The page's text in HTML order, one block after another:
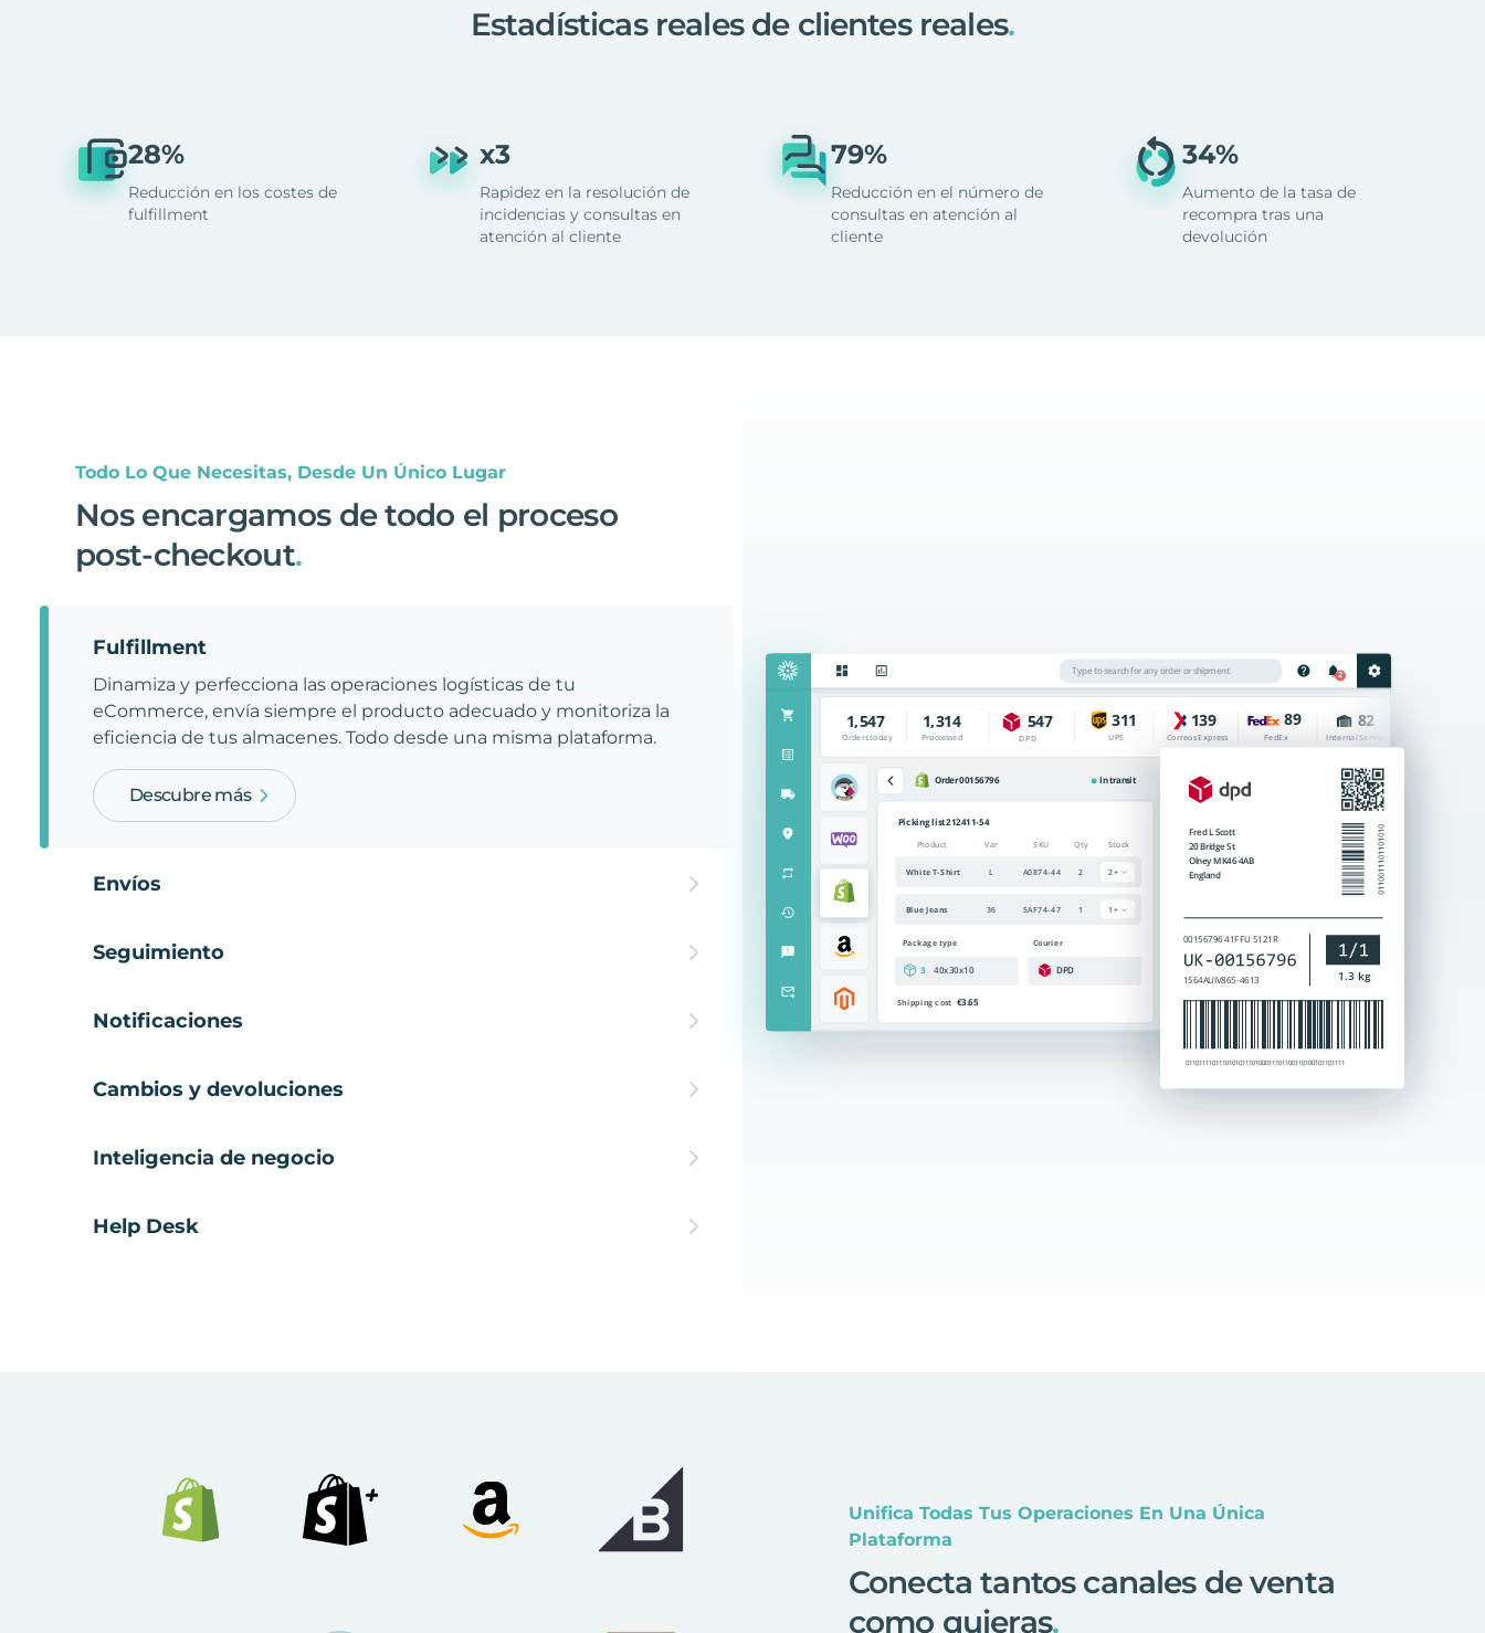
Estadísticas reales de clientes reales.
28%
Reducción en los costes de
fulfillment
x3
Rapidez en la resolución de
incidencias y consultas en
atención al cliente
79%
Reducción en el número de
consultas en atención al
cliente
34%
Aumento de la tasa de
recompra tras una
devolución
Todo Lo Que Necesitas, Desde Un Único Lugar
Nos encargamos de todo el proceso
post-checkout.
Fulfillment
Dinamiza y perfecciona las operaciones logísticas de tu
eCommerce, envía siempre el producto adecuado y monitoriza la
eficiencia de tus almacenes. Todo desde una misma plataforma.
Descubre más
Envíos
Seguimiento
Notificaciones
Cambios y devoluciones
Inteligencia de negocio
Help Desk
Unifica Todas Tus Operaciones En Una Única
Plataforma
Conecta tantos canales de venta
como quieras.